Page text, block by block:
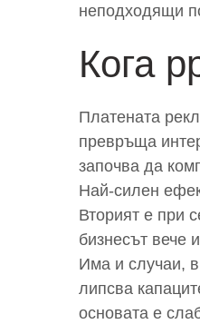
неподходящи
Кога
Платената
превръща
започва да
Най-силен
Вторият е при
бизнесът вече
Има и случаи,
липсва
основата е